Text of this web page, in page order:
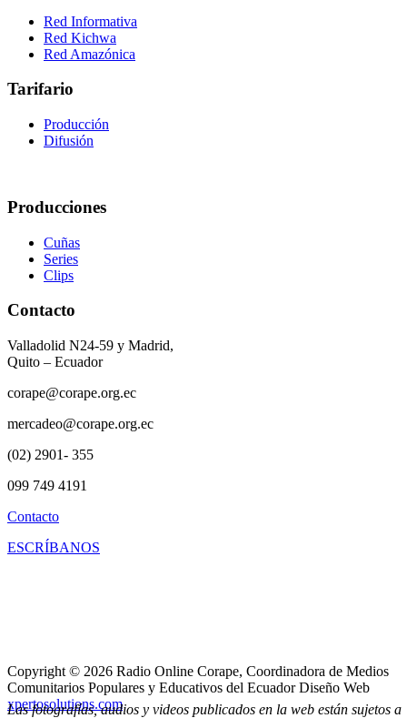
Las fotografías, audios y videos publicados en la web están sujetos a
Red Informativa
Red Kichwa
Red Amazónica
Tarifario
Producción
Difusión
Producciones
Cuñas
Series
Clips
Contacto
Valladolid N24-59 y Madrid,
Quito – Ecuador
corape@corape.org.ec
mercadeo@corape.org.ec
(02) 2901- 355
099 749 4191
Contacto
ESCRÍBANOS
Copyright © 2026 Radio Online Corape, Coordinadora de Medios
Comunitarios Populares y Educativos del Ecuador Diseño Web
xpertosolutions.com